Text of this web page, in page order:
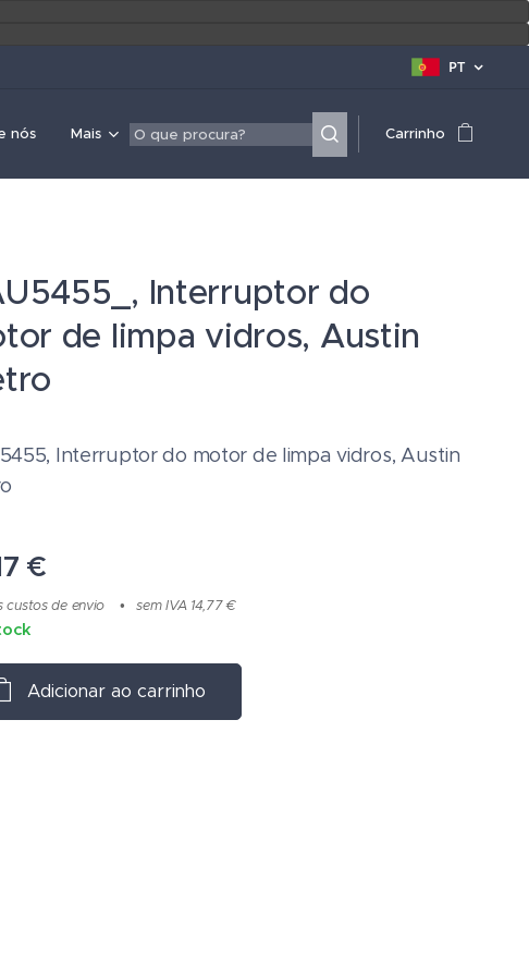
PT
nós Mais Carrinho
Interruptor do
de limpa vidros, Austin
Interruptor do motor de limpa vidros, Austin
€
custos de envio sem IVA 14,77 €
Adicionar ao carrinho